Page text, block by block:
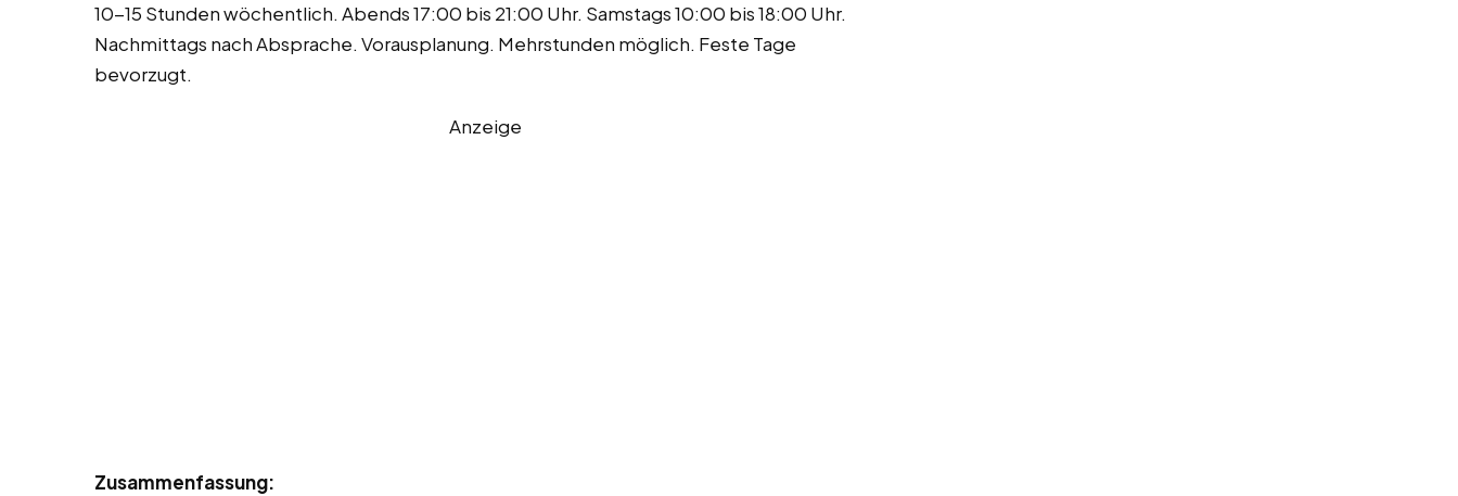
10-15 Stunden wöchentlich. Abends 17:00 bis 21:00 Uhr. Samstags 10:00 bis 18:00 Uhr.
Nachmittags nach Absprache. Vorausplanung. Mehrstunden möglich. Feste Tage
bevorzugt.
Anzeige
Zusammenfassung: